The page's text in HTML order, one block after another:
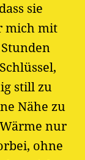
sie
mich mit
still zu
Nähe zu
nur
ohne